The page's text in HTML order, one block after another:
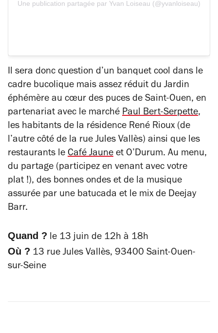
Une publication partagée par Yvan Loiseau (@yvanloiseau)
Il sera donc question d’un banquet cool dans le
cadre bucolique mais assez réduit du Jardin
éphémère au cœur des puces de Saint-Ouen, en
partenariat avec le marché Paul Bert-Serpette,
les habitants de la résidence René Rioux (de
l’autre côté de la rue Jules Vallès) ainsi que les
restaurants le Café Jaune et O’Durum. Au menu,
du partage (participez en venant avec votre
plat !), des bonnes ondes et de la musique
assurée par une batucada et le mix de Deejay
Barr.
Quand ? le 13 juin de 12h à 18h
Où ? 13 rue Jules Vallès, 93400 Saint-Ouen-
sur-Seine